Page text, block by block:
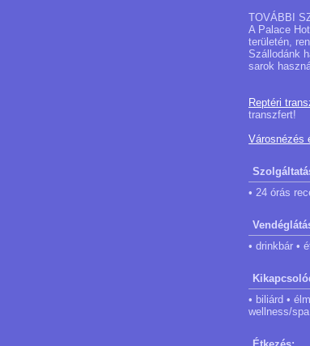
TOVÁBBI
A Palace
területén,
Szállodánk
sarok
Reptéri
transzfert!
Városnézés
• 24 órás
• drinkbár •
• biliárd •
wellness/